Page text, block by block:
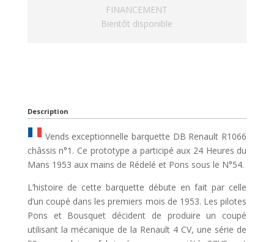
FINANCEMENT
Bientôt disponible
Description
Vends exceptionnelle barquette DB Renault R1066
châssis n°1. Ce prototype a participé aux 24 Heures du
Mans 1953 aux mains de Rédelé et Pons sous le N°54.
L’histoire de cette barquette débute en fait par celle
d’un coupé dans les premiers mois de 1953. Les pilotes
Pons et Bousquet décident de produire un coupé
utilisant la mécanique de la Renault 4 CV, une série de